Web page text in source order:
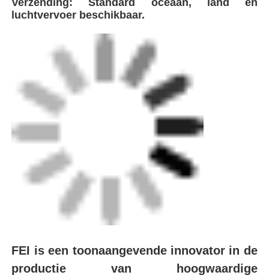
productie van hoogwaardige
lasapparatuur, strategisch gevestigd in de
buurt van Shanghai, China.We zorgen voor
efficiënte logistiek en naadloze levering
aan klanten wereldwijd.Als
technologiebedrijf dat gespecialiseerd is
in plastic pijpleidingsoplossingen,Het
bedrijf integreert wereldwijde
geavanceerde technologieën om een
uitgebreid assortiment apparatuur te
ontwikkelen en te produceren., inclusief
automatische kontfusie.